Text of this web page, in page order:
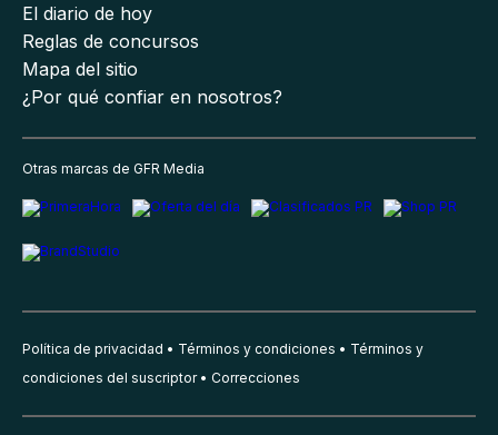
El diario de hoy
Reglas de concursos
Mapa del sitio
¿Por qué confiar en nosotros?
Otras marcas de GFR Media
Política de privacidad Términos y condiciones
Términos y
condiciones del suscriptor
Correcciones